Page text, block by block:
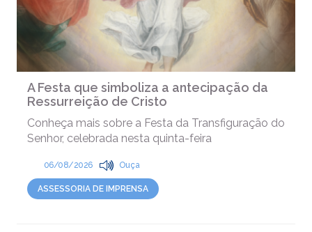
A Festa que simboliza a antecipação da
Ressurreição de Cristo
Conheça mais sobre a Festa da Transfiguração do
Senhor, celebrada nesta quinta-feira
06/08/2026 Ouça
ASSESSORIA DE IMPRENSA